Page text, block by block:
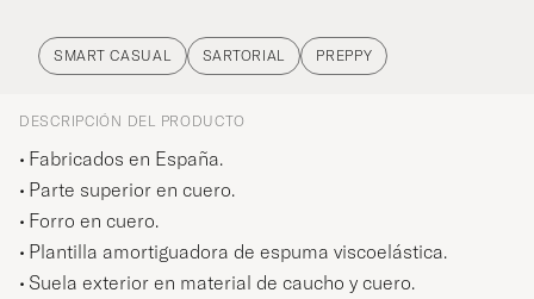
SMART CASUAL SARTORIAL PREPPY
DESCRIPCIÓN DEL PRODUCTO
Fabricados en España.
Parte superior en cuero.
Forro en cuero.
Plantilla amortiguadora de espuma viscoelástica.
Suela exterior en material de caucho y cuero.